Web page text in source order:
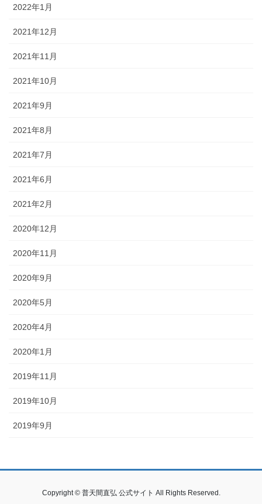
2022年1月
2021年12月
2021年11月
2021年10月
2021年9月
2021年8月
2021年7月
2021年6月
2021年2月
2020年12月
2020年11月
2020年9月
2020年5月
2020年4月
2020年1月
2019年11月
2019年10月
2019年9月
Copyright © 普天間直弘 公式サイト All Rights Reserved.